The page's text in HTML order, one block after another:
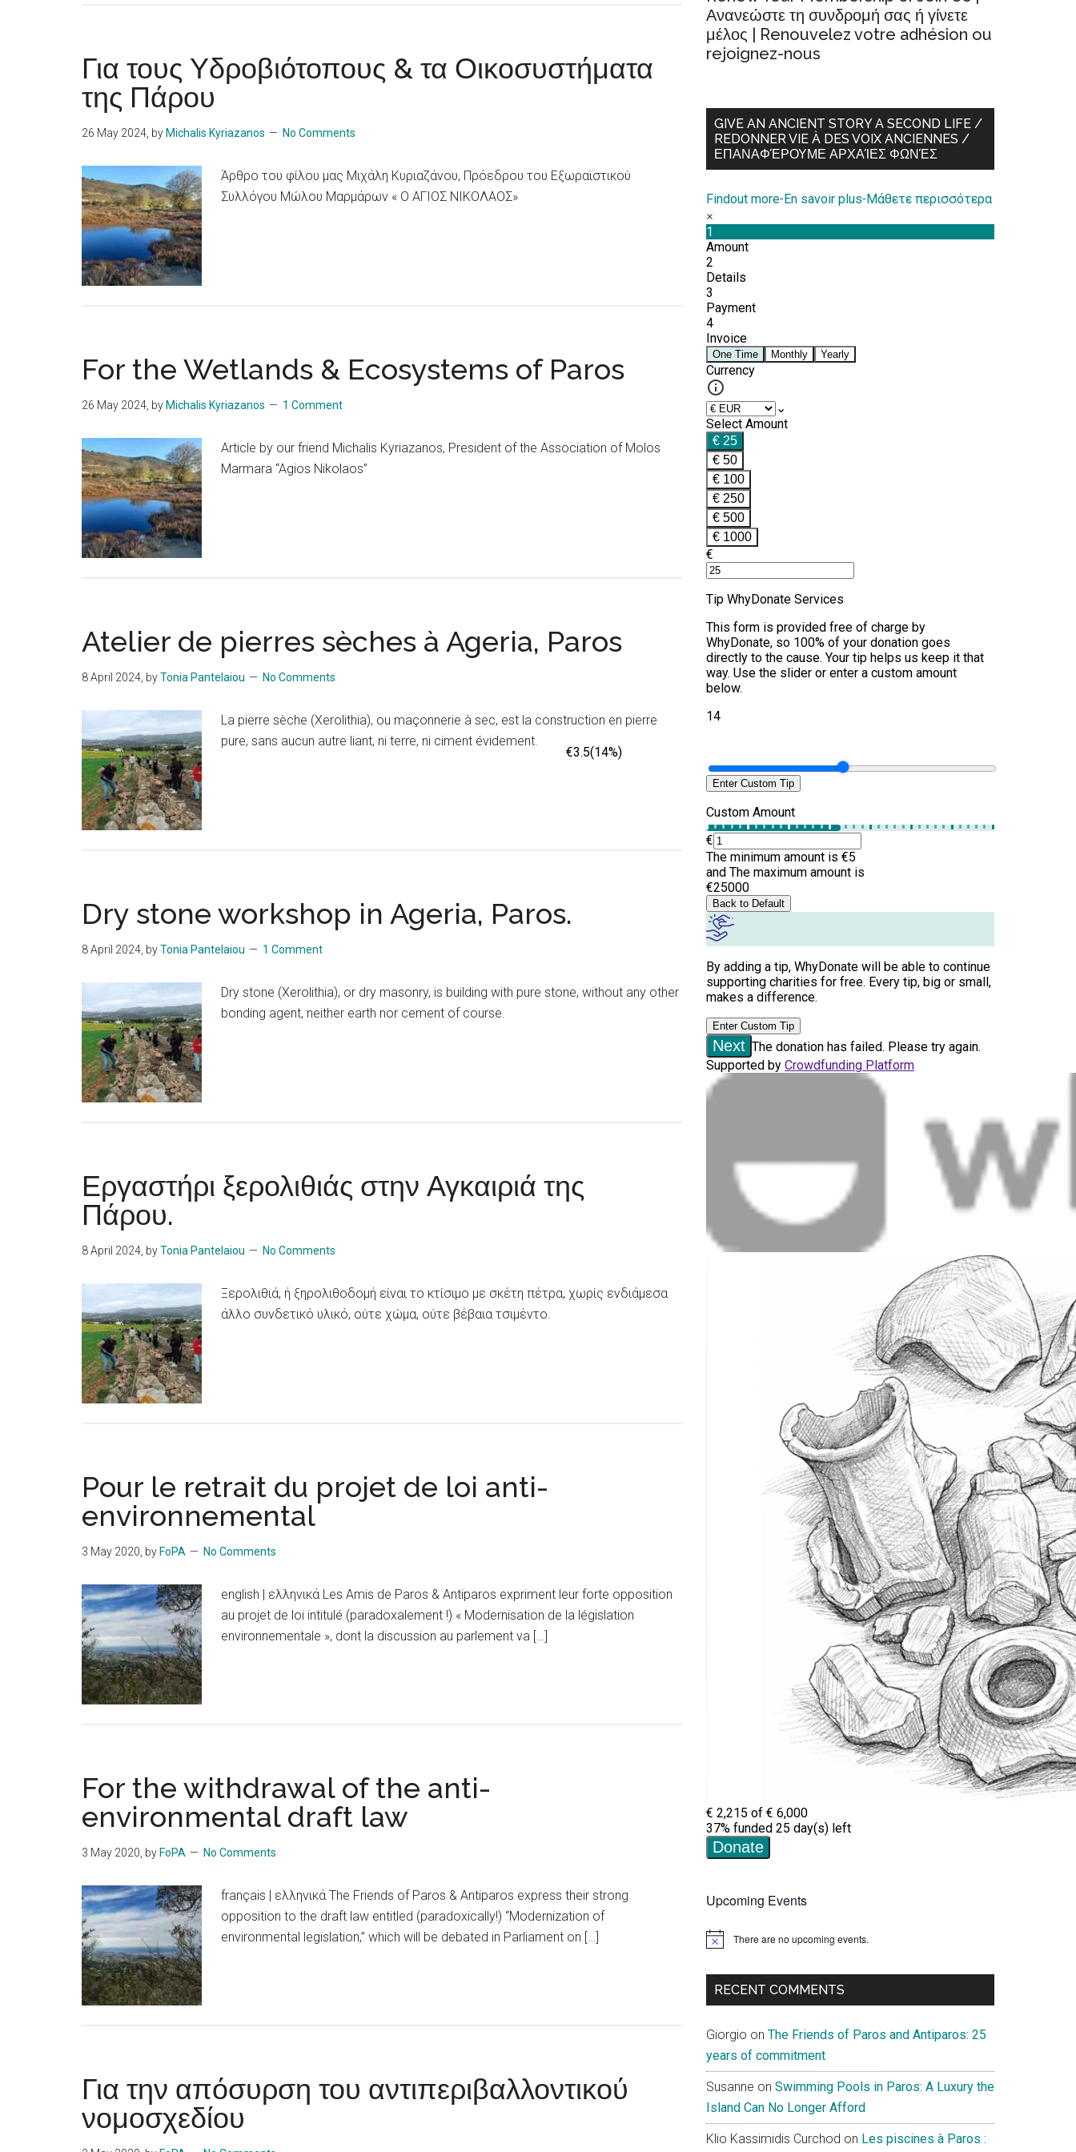
Για τους Υδροβιότοπους & τα Οικοσυστήματα
της Πάρου
26 May 2024 , by Michalis Kyriazanos No Comments
Άρθρο του φίλου μας Μιχάλη Κυριαζάνου, Πρόεδρου του Εξωραϊστικού
Συλλόγου Μώλου Μαρμάρων « Ο ΑΓΙΟΣ ΝΙΚΟΛΑΟΣ»
For the Wetlands & Ecosystems of Paros
26 May 2024 , by Michalis Kyriazanos 1 Comment
Article by our friend Michalis Kyriazanos, President of the Association of Molos
Marmara “Agios Nikolaos”
Atelier de pierres sèches à Ageria, Paros
8 April 2024 , byTonia Pantelaiou No Comments
La pierre sèche (Xerolithia), ou maçonnerie à sec, est la construction en pierre
pure, sans aucun autre liant, ni terre, ni ciment évidement.
Dry stone workshop in Ageria, Paros.
8 April 2024 , byTonia Pantelaiou 1 Comment
Dry stone (Xerolithia), or dry masonry, is building with pure stone, without any other
bonding agent, neither earth nor cement of course.
Εργαστήρι ξερολιθιάς στην Αγκαιριά της
Πάρου.
8 April 2024 , byTonia Pantelaiou No Comments
Ξερολιθιά, ή ξηρολιθοδομή είναι το κτίσιμο με σκέτη πέτρα, χωρίς ενδιάμεσα
άλλο συνδετικό υλικό, ούτε χώμα, ούτε βέβαια τσιμέντο.
Pour le retrait du projet de loi anti-
environnemental
3 May 2020 , by FoPA No Comments
english | ελληνικά Les Amis de Paros & Antiparos expriment leur forte opposition
au projet de loi intitulé (paradoxalement !) « Modernisation de la législation
environnementale », dont la discussion au parlement va […]
For the withdrawal of the anti-
environmental draft law
3 May 2020 , by FoPA No Comments
français | ελληνικά The Friends of Paros & Antiparos express their strong
opposition to the draft law entitled (paradoxically!) “Modernization of
environmental legislation,” which will be debated in Parliament on […]
Για την απόσυρση του αντιπεριβαλλοντικού
νομοσχεδίου
Ανανεώστε τη συνδρομή σας ή γίνετε
μέλος | Renouvelez votre adhésion ou
rejoignez-nous
GIVE AN ANCIENT STORY A SECOND LIFE /
REDONNER VIE À DES VOIX ANCIENNES /
ΕΠΑΝΑΦΈΡΟΥΜΕ ΑΡΧΑΊΕΣ ΦΩΝΈΣ
Findout more-En savoir plus-Μάθετε περισσότερα
Upcoming Events
Notice There are no upcoming events.
RECENT COMMENTS
Giorgio on The Friends of Paros and Antiparos: 25
years of commitment
Susanne on Swimming Pools in Paros: A Luxury the
Island Can No Longer Afford
Klio Kassimidis Curchod on Les piscines à Paros :